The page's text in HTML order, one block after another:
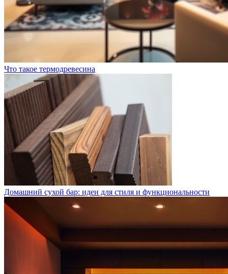
Что такое термодревесина
Домашний сухой бар: идеи для стиля и функциональности